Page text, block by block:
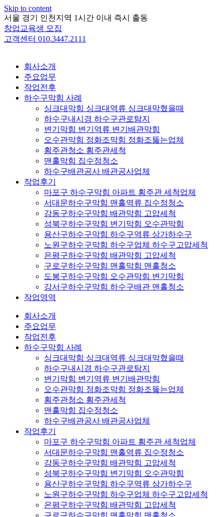
Skip to content
서울 경기 인천지역 1시간 이내 즉시 출동
창업교육생 모집
고객센터 010.3447.2111
회사소개
주요업무
작업전후
하수구막힘 사례
싱크대막힘 싱크대역류 싱크대막혔을때
하수구내시경 하수구관로탐지
변기막힘 변기역류 변기배관막힘
오수관막힘 정화조막힘 정화조뚫는업체
횡주관청소 횡주관세척
맨홀막힘 집수정청소
하수구배관공사 배관공사업체
작업후기
마포구 하수구막힘 아파트 횡주관 세척업체
서대문하수구막힘 맨홀역류 집수정청소
강동구하수구막힘 배관막힘 고압세척
성북구하수구막힘 변기막힘 오수관막힘
용산구하수구막힘 하수구역류 상가하수구
노원구하수구막힘 하수구업체 하수구고압세척
은평구하수구막힘 배관막힘 고압세척
구로구하수구막힘 맨홀막힘 맨홀청소
도봉구하수구막힘 오수관막힘 변기막힘
강서구하수구막힘 하수구배관 맨홀청소
작업영역
회사소개
주요업무
작업전후
하수구막힘 사례
싱크대막힘 싱크대역류 싱크대막혔을때
하수구내시경 하수구관로탐지
변기막힘 변기역류 변기배관막힘
오수관막힘 정화조막힘 정화조뚫는업체
횡주관청소 횡주관세척
맨홀막힘 집수정청소
하수구배관공사 배관공사업체
작업후기
마포구 하수구막힘 아파트 횡주관 세척업체
서대문하수구막힘 맨홀역류 집수정청소
강동구하수구막힘 배관막힘 고압세척
성북구하수구막힘 변기막힘 오수관막힘
용산구하수구막힘 하수구역류 상가하수구
노원구하수구막힘 하수구업체 하수구고압세척
은평구하수구막힘 배관막힘 고압세척
구로구하수구막힘 맨홀막힘 맨홀청소